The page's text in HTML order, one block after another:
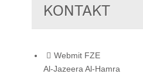
KONTAKT
Webmit FZE
Al-Jazeera Al-Hamra